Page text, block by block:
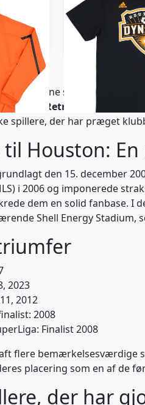
adidas
2014 Houston
Fan
52 kr
årene skabt en unik
Dynamo Retro Trøje
mere
spillere, der har præget
til Houston:
den 15. december
i 2006 og imponerede
dem en solid fanbase. I
Shell Energy Stadium,
2023
2012
2008
Finalist 2008
flere bemærkelsesværdige
placering som en af de
der har